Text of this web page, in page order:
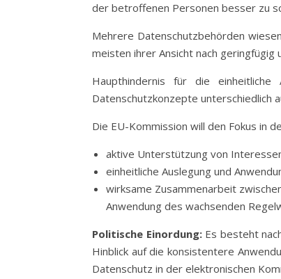
der betroffenen Personen besser zu
Mehrere Datenschutzbehörden
meisten ihrer Ansicht nach
Haupthindernis für die
Datenschutzkonzepte unterschiedlich
Die EU-Kommission will den Fokus in
aktive Unterstützung von
einheitliche Auslegung und
wirksame Zusammenarbeit
Anwendung des wachsenden
Politische Einordung:Es besteht
Hinblick auf die konsistentere
Datenschutz in der elektronischen